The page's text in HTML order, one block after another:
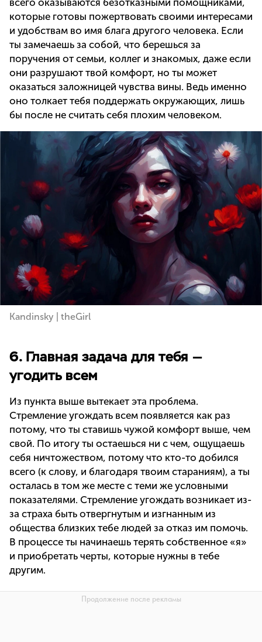
всего оказываются безотказными помощниками,
которые готовы пожертвовать своими интересами
и удобствам во имя блага другого человека. Если
ты замечаешь за собой, что берешься за
поручения от семьи, коллег и знакомых, даже если
они разрушают твой комфорт, но ты может
оказаться заложницей чувства вины. Ведь именно
оно толкает тебя поддержать окружающих, лишь
бы после не считать себя плохим человеком.
Kandinsky | theGirl
6. Главная задача для тебя —
угодить всем
Из пункта выше вытекает эта проблема.
Стремление угождать всем появляется как раз
потому, что ты ставишь чужой комфорт выше, чем
свой. По итогу ты остаешься ни с чем, ощущаешь
себя ничтожеством, потому что кто-то добился
всего (к слову, и благодаря твоим стараниям), а ты
осталась в том же месте с теми же условными
показателями. Стремление угождать возникает из-
за страха быть отвергнутым и изгнанным из
общества близких тебе людей за отказ им помочь.
В процессе ты начинаешь терять собственное «я»
и приобретать черты, которые нужны в тебе
другим.